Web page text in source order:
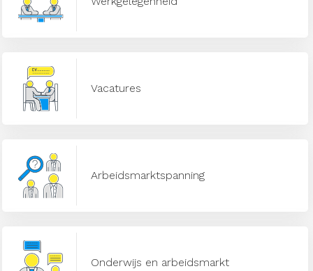
Vacatures
Arbeidsmarktspanning
Onderwijs en arbeidsmarkt